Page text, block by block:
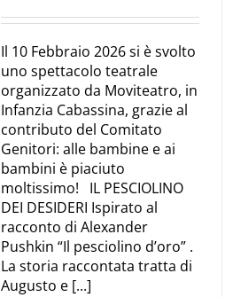
Il 10 Febbraio 2026 si è svolto
uno spettacolo teatrale
organizzato da Moviteatro, in
Infanzia Cabassina, grazie al
contributo del Comitato
Genitori: alle bambine e ai
bambini è piaciuto
moltissimo! IL PESCIOLINO
DEI DESIDERI Ispirato al
racconto di Alexander
Pushkin “Il pesciolino d’oro” .
La storia raccontata tratta di
Augusto e [...]